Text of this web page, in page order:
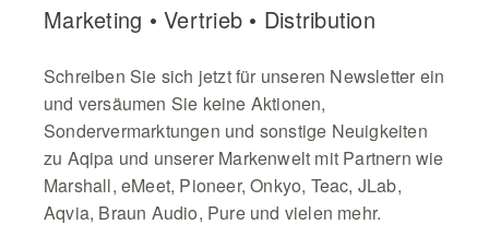
Marketing • Vertrieb • Distribution
Schreiben Sie sich jetzt für unseren Newsletter ein
und versäumen Sie keine Aktionen,
Sondervermarktungen und sonstige Neuigkeiten
zu Aqipa und unserer Markenwelt mit Partnern wie
Marshall, eMeet, Pioneer, Onkyo, Teac, JLab,
Aqvia, Braun Audio, Pure und vielen mehr.